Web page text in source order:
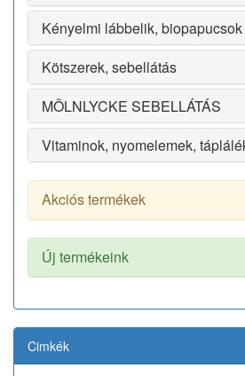
Kényelmi lábbelik, biopapucsok
Kötszerek, sebellátás
MÖLNLYCKE SEBELLÁTÁS
Vitaminok, nyomelemek,
Akciós termékek
Új termékeink
Cimkék